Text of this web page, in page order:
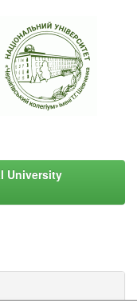
University